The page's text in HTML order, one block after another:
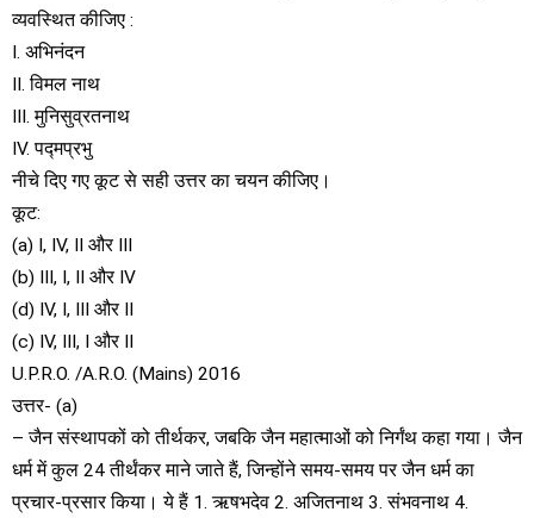
व्यवस्थित कीजिए :
I. अभिनंदन
II. विमल नाथ
III. मुनिसुव्रतनाथ
IV. पद्मप्रभु
नीचे दिए गए कूट से सही उत्तर का चयन कीजिए।
कूट:
(a) I, IV, II और III
(b) III, I, II और IV
(d) IV, I, III और II
(c) IV, III, I और II
U.P.R.O. /A.R.O. (Mains) 2016
उत्तर- (a)
– जैन संस्थापकों को तीर्थकर, जबकि जैन महात्माओं को निर्गंथ कहा गया। जैन
धर्म में कुल 24 तीर्थंकर माने जाते हैं, जिन्होंने समय-समय पर जैन धर्म का
प्रचार-प्रसार किया। ये हैं 1. ऋषभदेव 2. अजितनाथ 3. संभवनाथ 4.